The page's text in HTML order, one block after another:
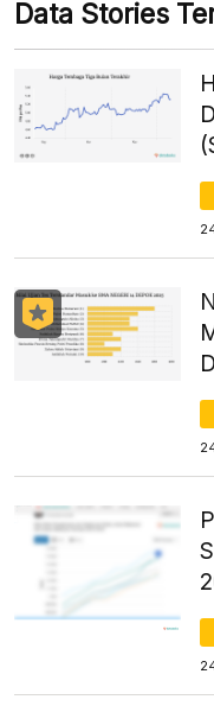
Data Stories